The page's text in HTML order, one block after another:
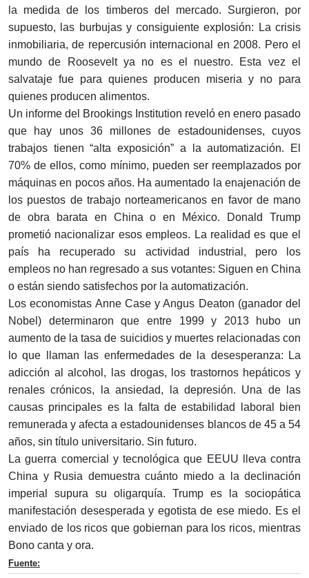
la medida de los timberos del mercado. Surgieron, por
supuesto, las burbujas y consiguiente explosión: La crisis
inmobiliaria, de repercusión internacional en 2008. Pero el
mundo de Roosevelt ya no es el nuestro. Esta vez el
salvataje fue para quienes producen miseria y no para
quienes producen alimentos.
Un informe del Brookings Institution reveló en enero pasado
que hay unos 36 millones de estadounidenses, cuyos
trabajos tienen “alta exposición” a la automatización. El
70% de ellos, como mínimo, pueden ser reemplazados por
máquinas en pocos años. Ha aumentado la enajenación de
los puestos de trabajo norteamericanos en favor de mano
de obra barata en China o en México. Donald Trump
prometió nacionalizar esos empleos. La realidad es que el
país ha recuperado su actividad industrial, pero los
empleos no han regresado a sus votantes: Siguen en China
o están siendo satisfechos por la automatización.
Los economistas Anne Case y Angus Deaton (ganador del
Nobel) determinaron que entre 1999 y 2013 hubo un
aumento de la tasa de suicidios y muertes relacionadas con
lo que llaman las enfermedades de la desesperanza: La
adicción al alcohol, las drogas, los trastornos hepáticos y
renales crónicos, la ansiedad, la depresión. Una de las
causas principales es la falta de estabilidad laboral bien
remunerada y afecta a estadounidenses blancos de 45 a 54
años, sin título universitario. Sin futuro.
La guerra comercial y tecnológica que EEUU lleva contra
China y Rusia demuestra cuánto miedo a la declinación
imperial supura su oligarquía. Trump es la sociopática
manifestación desesperada y egotista de ese miedo. Es el
enviado de los ricos que gobiernan para los ricos, mientras
Bono canta y ora.
Fuente: